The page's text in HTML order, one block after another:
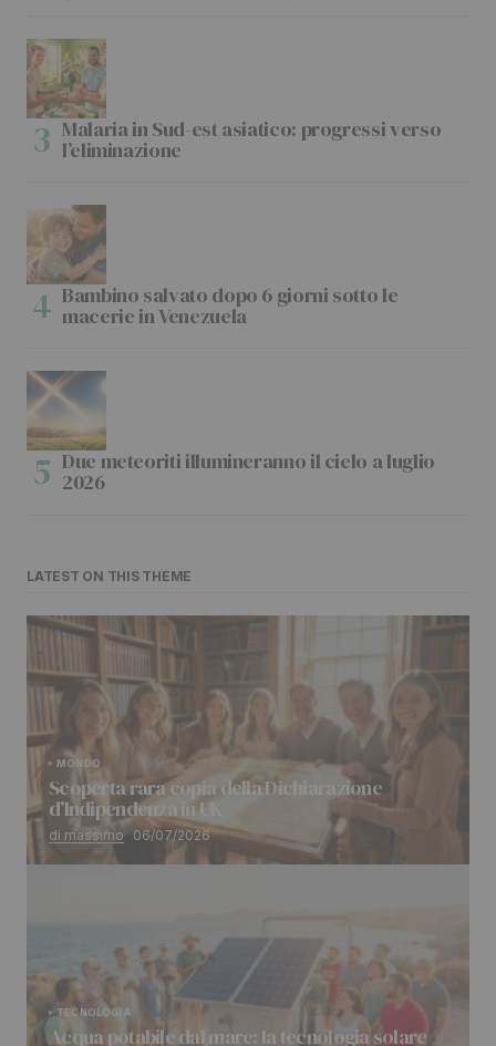
Malaria in Sud-est asiatico: progressi verso
l’eliminazione
Bambino salvato dopo 6 giorni sotto le
macerie in Venezuela
Due meteoriti illumineranno il cielo a luglio
2026
LATEST ON THIS THEME
MONDO
Scoperta rara copia della Dichiarazione
d’Indipendenza in UK
di massimo 06/07/2026
TECNOLOGIA
Acqua potabile dal mare: la tecnologia solare